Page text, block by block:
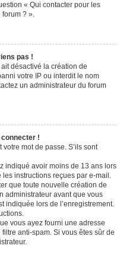
« Qui contacter pour les
? ».
pas !
ait désactivé la création de
votre IP ou interdit le nom
un administrateur du forum
!
mot de passe. S’ils sont
indiqué avoir moins de 13 ans lors
les instructions reçues par e-mail.
que toute nouvelle création de
administrateur avant que vous
indiquée lors de l’enregistrement.
vous ayez fourni une adresse
anti-spam. Si vous êtes sûr de